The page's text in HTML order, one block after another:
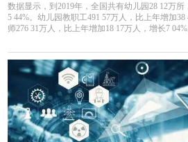
数据显示，到2019年，全国共有幼儿园28 12万
5 44%。幼儿园教职工491 57万人，比上年增加
师276 31万人，比上年增加18 17万人，增长7 04%